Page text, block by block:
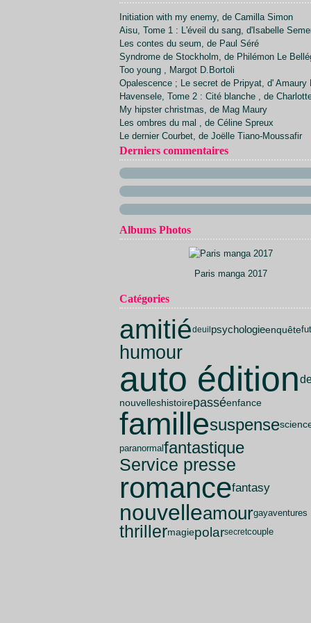
Avril(7)
Mars (1)
Février(2)
Juillet(20)
Juin(24)
Mai(17)
Avril(13)
Mars(9)
Février (9)
Janvier(11)
Septembre(23)
Août(26)
Juillet(30)
Juin(21)
Mai(29)
Avril(30)
Mars(32)
Février(40)
Janvier (33)
Octobre(34)
Septembre(20)
Août(23)
Juillet(23)
Juin(14)
Mai(15)
Avril(12)
Mars(11)
Février(10)
Janvier(15)
Novembre(21)
Octobre(22)
Septembre(28)
Août(5)
Initiation with my enemy, de Camilla Simon
Aisu, Tome 1 : L'éveil du sang, d'Isabelle
Les contes du seum, de Paul Séré
Syndrome de Stockholm, de Philémon Le
Too young , Margot D.Bortoli
Opalescence ; Le secret de Pripyat, d' Amaury
Havensele, Tome 2 : Cité blanche , de
My hipster christmas, de Mag Maury
Les ombres du mal , de Céline Spreux
Le dernier Courbet, de Joëlle Tiano-Moussafir
Derniers commentaires
Albums Photos
Paris manga 2017
Catégories
amitiédeuilpsychologieenquête
humour
auto édition
nouvelleshistoirepasséenfance
famillesuspense
paranormalfantastique
Service presse
romancefantasy
nouvelleamourgayaventures
thrillermagiepolarsecretcouple